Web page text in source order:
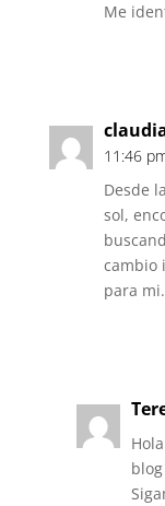
Me
11:46
Desde
sol,
cambio
para mi.